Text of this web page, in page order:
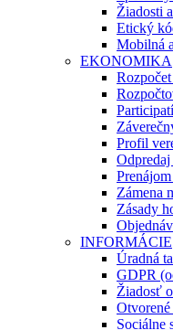
Žiadosti
Etický
Mobilná
EKONOMIKA
Profil
Odpredaj
Zámena
Zásady
INFORMÁCIE
Úradná
GDPR
Žiadosť
Otvorené
Sociálne